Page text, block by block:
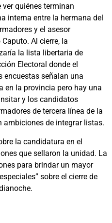
quiénes terminan
interna entre la hermana del
y el asesor
Al cierre, la
la lista libertaria de
Electoral donde el
encuestas señalan una
en la provincia pero hay una
y los candidatos
de tercera línea de la
de integrar listas.
la candidatura en el
que sellaron la unidad. La
para brindar un mayor
sobre el cierre de